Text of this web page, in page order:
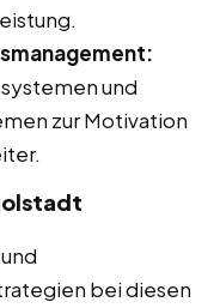
und
zur Motivation
bei diesen